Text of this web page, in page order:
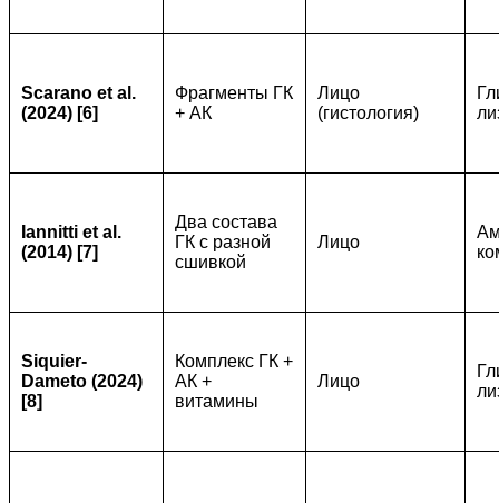
Scarano et al.
(2024) [6]
Фрагменты ГК
+ АК
Лицо
(гистология)
Iannitti et al.
(2014) [7]
Два состава
ГК с разной
сшивкой
Лицо
Siquier-
Dameto (2024)
[8]
Комплекс ГК +
АК +
витамины
Лицо